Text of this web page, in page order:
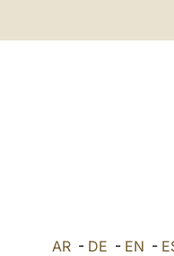
AR- DE - EN -